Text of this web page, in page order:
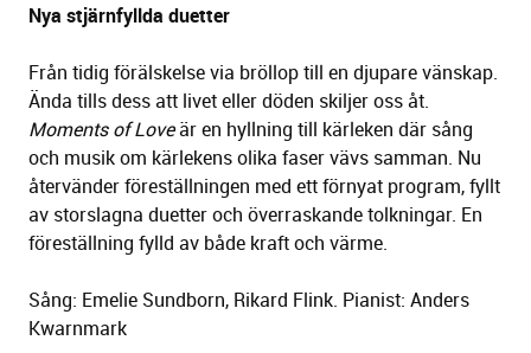
Nya stjärnfyllda duetter
Från tidig förälskelse via bröllop till en djupare vänskap.
Ända tills dess att livet eller döden skiljer oss åt.
Moments of Loveär en hyllning till kärleken där sång
och musik om kärlekens olika faser vävs samman. Nu
återvänder föreställningen med ett förnyat program, fyllt
av storslagna duetter och överraskande tolkningar. En
föreställning fylld av både kraft och värme.
Sång: Emelie Sundborn, Rikard Flink. Pianist: Anders
Kwarnmark